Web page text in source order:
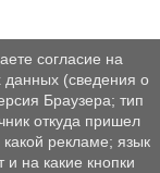
согласие на
данных (сведения о
Браузера; тип
откуда пришел
какой рекламе; язык
на какие кнопки